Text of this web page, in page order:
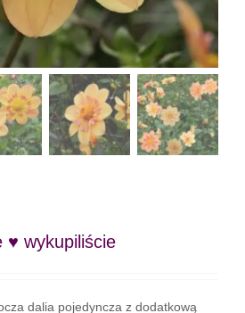
♥ wykupiliście
dalia pojedyncza z dodatkową